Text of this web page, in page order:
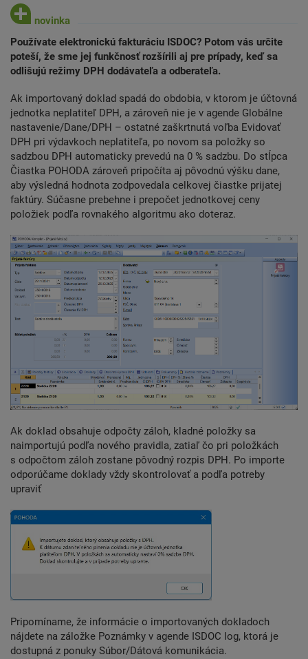
Používate elektronickú fakturáciu ISDOC? Potom vás určite
poteší, že sme jej funkčnosť rozšírili aj pre prípady, keď sa
odlišujú režimy DPH dodávateľa a odberateľa.
Ak importovaný doklad spadá do obdobia, v ktorom je účtovná
jednotka neplatiteľ DPH, a zároveň nie je v agende Globálne
nastavenie/Dane/DPH – ostatné zaškrtnutá voľba Evidovať
DPH pri výdavkoch neplatiteľa, po novom sa položky so
sadzbou DPH automaticky prevedú na 0 % sadzbu. Do stĺpca
Čiastka POHODA zároveň pripočíta aj pôvodnú výšku dane,
aby výsledná hodnota zodpovedala celkovej čiastke prijatej
faktúry. Súčasne prebehne i prepočet jednotkovej ceny
položiek podľa rovnakého algoritmu ako doteraz.
Ak doklad obsahuje odpočty záloh, kladné položky sa
naimportujú podľa nového pravidla, zatiaľ čo pri položkách
s odpočtom záloh zostane pôvodný rozpis DPH. Po importe
odporúčame doklady vždy skontrolovať a podľa potreby
upraviť
Pripomíname, že informácie o importovaných dokladoch
nájdete na záložke Poznámky v agende ISDOC log, ktorá je
dostupná z ponuky Súbor/Dátová komunikácia.